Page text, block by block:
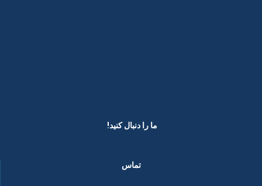
ما را دنبال کنید! ​
تماس